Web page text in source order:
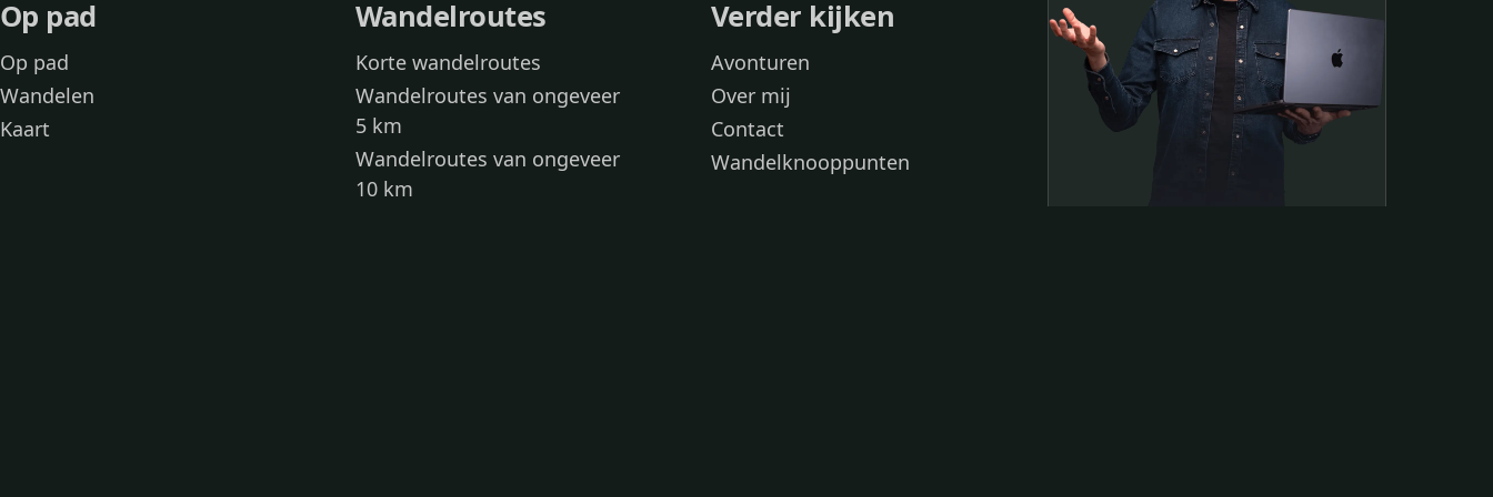
Op pad
Op pad
Wandelen
Kaart
Wandelroutes
Korte wandelroutes
Wandelroutes van ongeveer
5 km
Wandelroutes van ongeveer
10 km
Verder kijken
Avonturen
Over mij
Contact
Wandelknooppunten